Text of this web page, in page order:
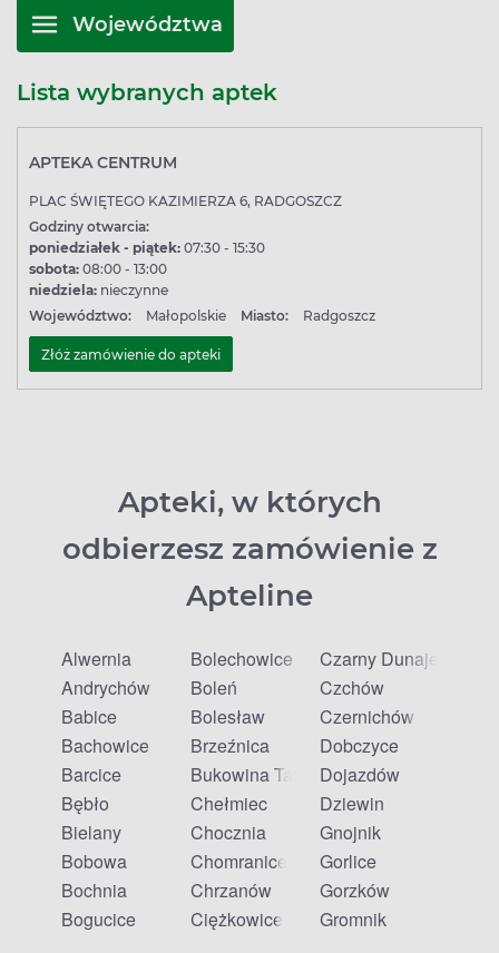
Województwa
Lista wybranych aptek
APTEKA CENTRUM
PLAC ŚWIĘTEGO KAZIMIERZA 6, RADGOSZCZ
Godziny otwarcia:
poniedziałek - piątek: 07:30 - 15:30
sobota: 08:00 - 13:00
niedziela: nieczynne
Województwo:
Małopolskie Miasto: Radgoszcz
Złóż zamówienie do apteki
Apteki, w których
odbierzesz zamówienie z
Apteline
Alwernia
Andrychów
Babice
Bachowice
Barcice
Bębło
Bielany
Bobowa
Bochnia
Bogucice
Bolechowice
Boleń
Bolesław
Brzeźnica
Bukowina Tatrzańska
Chełmiec
Chocznia
Chomranice
Chrzanów
Ciężkowice
Czarny Dunajec
Czchów
Czernichów
Dobczyce
Dojazdów
Dziewin
Gnojnik
Gorlice
Gorzków
Gromnik